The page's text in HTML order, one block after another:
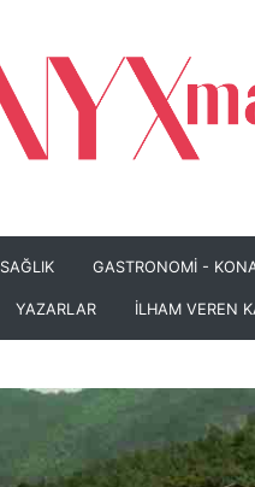
SAĞLIK GASTRONOMİ -
YAZARLAR İLHAM VEREN